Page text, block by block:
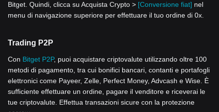
Bitget. Quindi, clicca su Acquista Crypto > [Conversione fiat] nel
menu di navigazione superiore per effettuare il tuo ordine di 0x.
Trading P2P
Con Bitget P2P, puoi acquistare criptovalute utilizzando oltre 100
metodi di pagamento, tra cui bonifici bancari, contanti e portafogli
elettronici come Payeer, Zelle, Perfect Money, Advcash e Wise. È
sufficiente effettuare un ordine, pagare il venditore e riceverai le
tue criptovalute. Effettua transazioni sicure con la protezione